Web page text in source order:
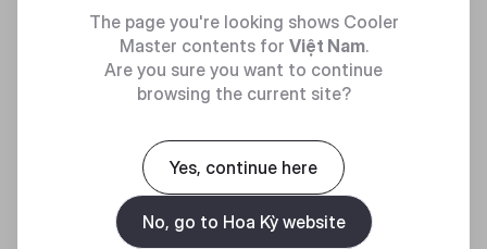
HAF 700
The page you're looking shows Cooler
Master contents for Việt Nam.
Are you sure you want to continue
browsing the current site?
Yes, continue here
No, go to Hoa Kỳ website